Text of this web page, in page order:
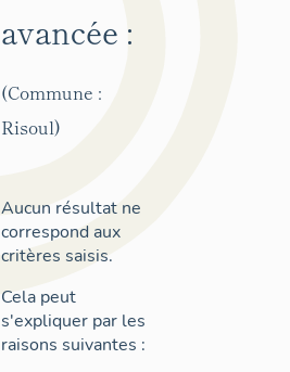
avancée :
(Commune :
Risoul)
Aucun résultat ne
correspond aux
critères saisis.
Cela peut
s'expliquer par les
raisons suivantes :